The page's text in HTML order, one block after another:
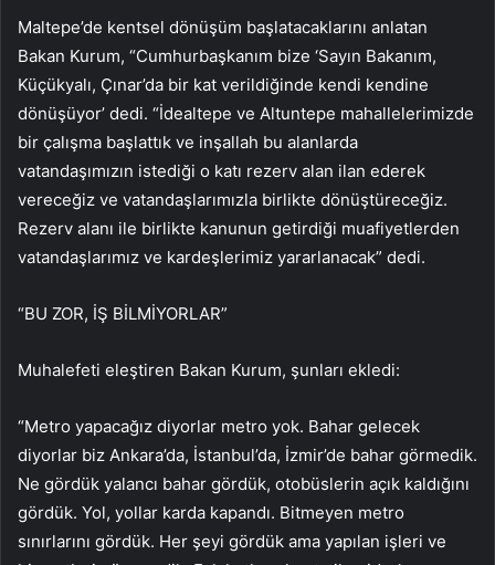
Maltepe’de kentsel dönüşüm başlatacaklarını anlatan
Bakan Kurum, “Cumhurbaşkanım bize ‘Sayın Bakanım,
Küçükyalı, Çınar’da bir kat verildiğinde kendi kendine
dönüşüyor’ dedi. “İdealtepe ve Altuntepe mahallelerimizde
bir çalışma başlattık ve inşallah bu alanlarda
vatandaşımızın istediği o katı rezerv alan ilan ederek
vereceğiz ve vatandaşlarımızla birlikte dönüştüreceğiz.
Rezerv alanı ile birlikte kanunun getirdiği muafiyetlerden
vatandaşlarımız ve kardeşlerimiz yararlanacak” dedi.
“BU ZOR, İŞ BİLMİYORLAR”
Muhalefeti eleştiren Bakan Kurum, şunları ekledi:
“Metro yapacağız diyorlar metro yok. Bahar gelecek
diyorlar biz Ankara’da, İstanbul’da, İzmir’de bahar görmedik.
Ne gördük yalancı bahar gördük, otobüslerin açık kaldığını
gördük. Yol, yollar karda kapandı. Bitmeyen metro
sınırlarını gördük. Her şeyi gördük ama yapılan işleri ve